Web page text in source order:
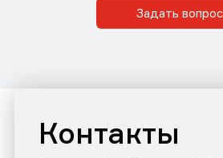
Задать вопрос
Контакты